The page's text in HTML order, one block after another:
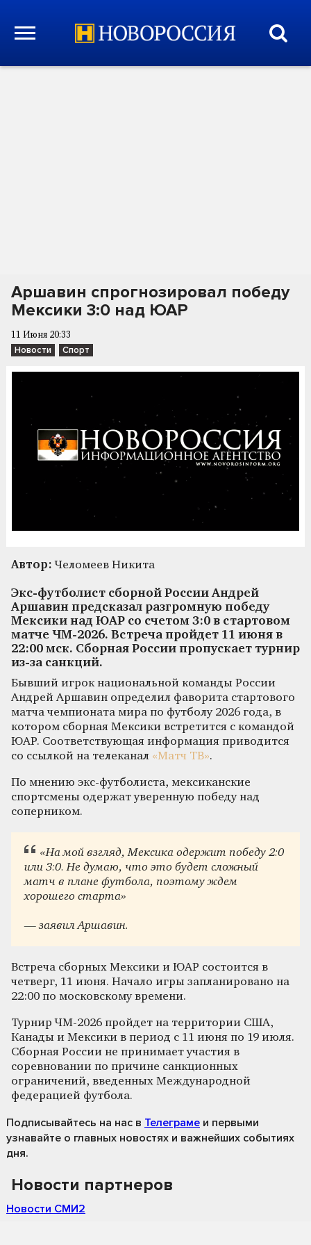
Аршавин спрогнозировал победу
Мексики 3:0 над ЮАР
11 Июня 20:33
Новости Спорт
Автор: Челомеев Никита
Экс-футболист сборной России Андрей
Аршавин предсказал разгромную победу
Мексики над ЮАР со счетом 3:0 в стартовом
матче ЧМ-2026. Встреча пройдет 11 июня в
22:00 мск. Сборная России пропускает турнир
из-за санкций.
Бывший игрок национальной команды России
Андрей Аршавин определил фаворита стартового
матча чемпионата мира по футболу 2026 года, в
котором сборная Мексики встретится с командой
ЮАР. Соответствующая информация приводится
со ссылкой на телеканал «Матч ТВ».
По мнению экс-футболиста, мексиканские
спортсмены одержат уверенную победу над
соперником.
«На мой взгляд, Мексика одержит победу 2:0
или 3:0. Не думаю, что это будет сложный
матч в плане футбола, поэтому ждем
хорошего старта»
— заявил Аршавин.
Встреча сборных Мексики и ЮАР состоится в
четверг, 11 июня. Начало игры запланировано на
22:00 по московскому времени.
Турнир ЧМ-2026 пройдет на территории США,
Канады и Мексики в период с 11 июня по 19 июля.
Сборная России не принимает участия в
соревновании по причине санкционных
ограничений, введенных Международной
федерацией футбола.
Подписывайтесь на нас в Телеграме и первыми
узнавайте о главных новостях и важнейших событиях
дня.
Новости партнеров
Новости СМИ2